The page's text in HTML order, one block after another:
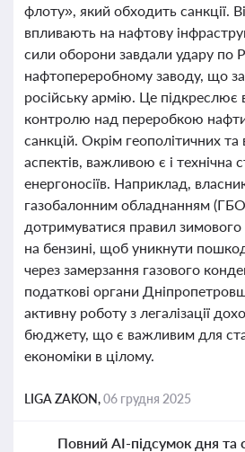
флоту», який обходить санкції.
впливають на нафтову
сили оборони завдали удару по
нафтопереробному заводу, що
російську армію. Це підкреслює
контролю над переробкою
санкцій. Окрім геополітичних та
аспектів, важливою є і технічна
енергоносіїв. Наприклад,
газобалонним обладнанням
дотримуватися правил зимового
на бензині, щоб уникнути
через замерзання газового
податкові органи
активну роботу з легалізації
бюджету, що є важливим для
економіки в цілому.
LIGA ZAKON,06 грудня 2025
Повний AI-підсумок дня та